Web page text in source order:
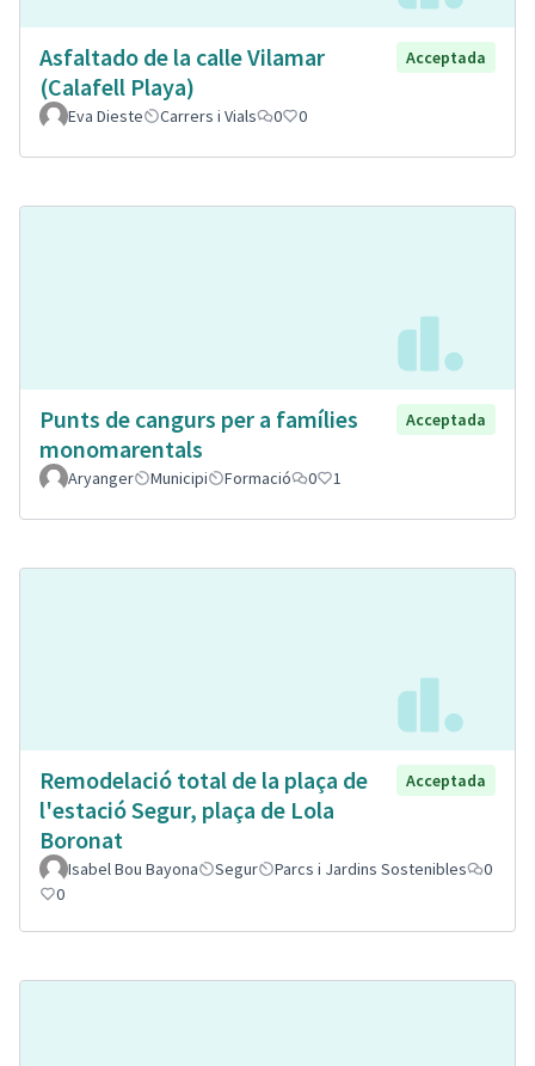
Asfaltado de la calle Vilamar
(Calafell Playa)
Acceptada
Eva Dieste Carrers i Vials 0 0
Punts de cangurs per a famílies
monomarentals
Acceptada
Aryanger Municipi Formació 0 1
Remodelació total de la plaça de
l'estació Segur, plaça de Lola
Boronat
Acceptada
Isabel Bou Bayona Segur Parcs i Jardins Sostenibles
0
0